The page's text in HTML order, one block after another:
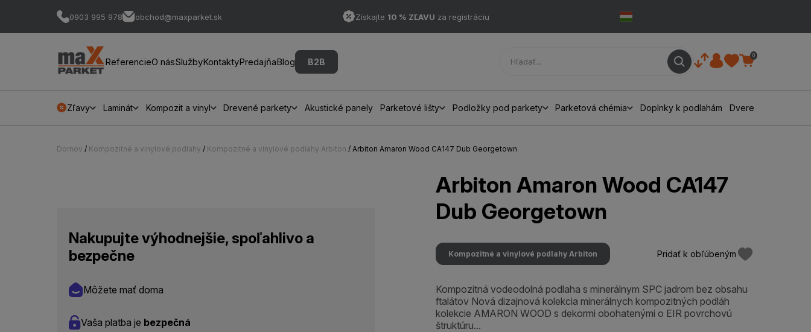
0903 995 978 obchod@maxparket.sk Získajte 10 % ZĽAVU za registráciu
ReferencieO násSlužbyKontaktyPredajňaBlog B2B
0
Zľavy Laminát Kompozit a vinyl Drevené parkety Akustické panely Parketové lišty Podložky pod parkety Parketová chémia Doplnky k podlahám Dvere
Domov / Kompozitné a vinylové podlahy / Kompozitné a vinylové podlahy Arbiton/ Arbiton Amaron Wood CA147 Dub Georgetown
Nakupujte výhodnejšie, spoľahlivo a
bezpečne
Môžete mať doma
Vaša platba je bezpečná
Arbiton Amaron Wood CA147
Dub Georgetown
Kompozitné a vinylové podlahy Arbiton Pridať k obľúbeným
Kompozitná vodeodolná podlaha s minerálnym SPC jadrom bez obsahu
ftalátov Nová dizajnová kolekcia minerálnych kompozitných podláh
kolekcie AMARON WOOD s dekormi obohatenými o EIR povrchovú
štruktúru...